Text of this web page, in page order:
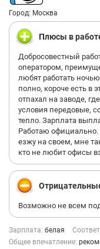
Город: Москва
Плюсы в
Добросовестный
оператором,
любят работать
полно, короче есть в
отпахал на заводе,
условия передовые,
тепло. Зарплата
Работаю официально.
езжу на своем, мне
кто не любит офисы
Возможно не всем
Зарплата: белая
Общее впечатление: